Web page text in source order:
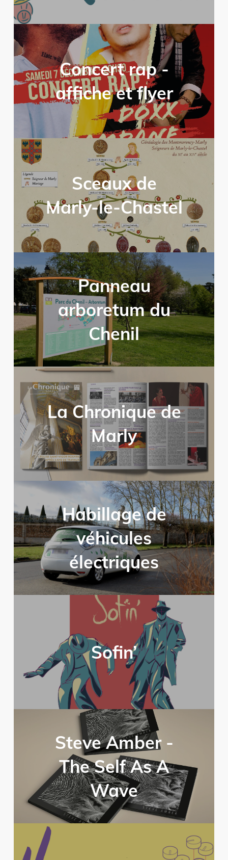
Concert rap -
affiche et flyer
Sceaux de
Marly-le-Chastel
Panneau
arboretum du
Chenil
La Chronique de
Marly
Habillage de
véhicules
électriques
Sofin’
Steve Amber -
The Self As A
Wave